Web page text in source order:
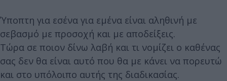
Ύποπτη για εσένα για εμένα είναι αληθινή με
σεβασμό με προσοχή και με αποδείξεις.
Τώρα σε ποιον δίνω λαβή και τι νομίζει ο καθένας
σας δεν θα είναι αυτό που θα με κάνει να πορευτώ
και στο υπόλοιπο αυτής της διαδικασίας.